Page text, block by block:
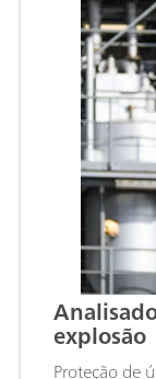
explosão
Proteção de